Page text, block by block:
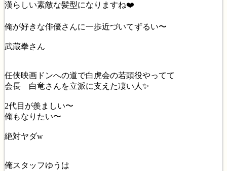
漢らしい素敵な髪型になりますね❤️
俺が好きな俳優さんに一歩近づいてずるい〜
武蔵拳さん
任侠映画ドンへの道で白虎会の若頭役やってて
会長 白竜さんを立派に支えた凄い人✨
2代目が羨ましい〜
俺もなりたい〜
絶対ヤダw
俺スタッフゆうは